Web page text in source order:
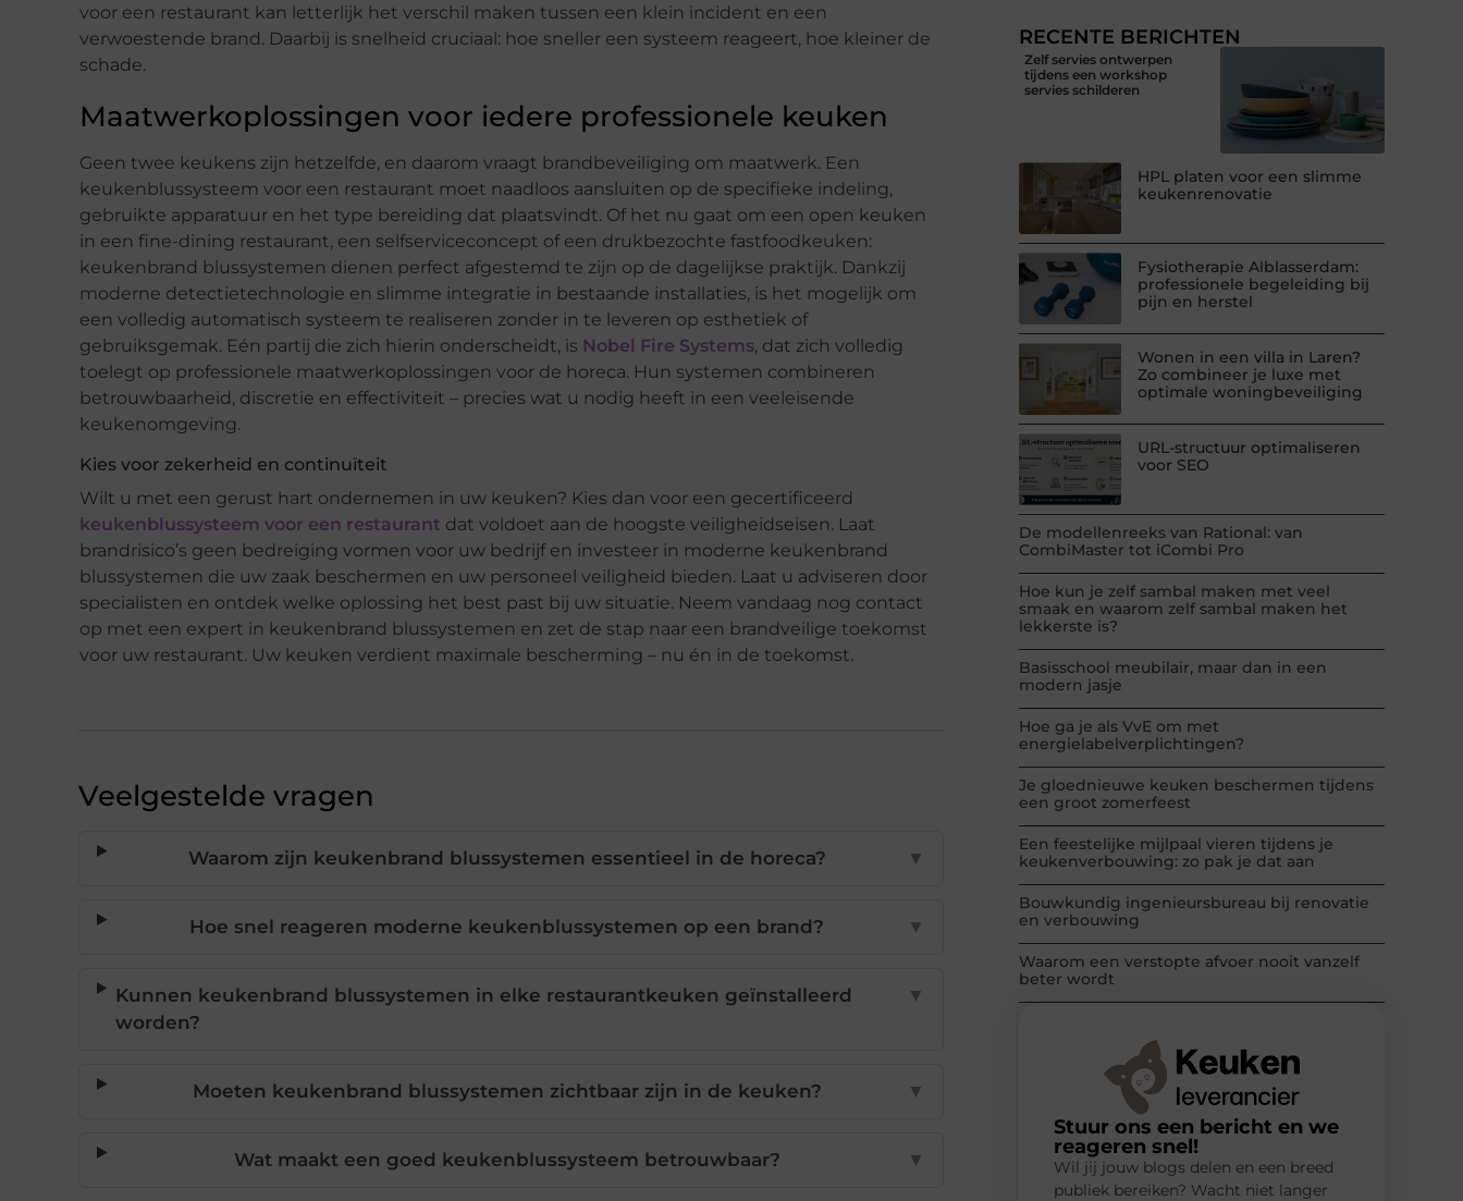
voor een restaurant kan letterlijk het verschil maken tussen een klein incident en een
verwoestende brand. Daarbij is snelheid cruciaal: hoe sneller een systeem reageert, hoe kleiner de
schade.
Maatwerkoplossingen voor iedere professionele keuken
Geen twee keukens zijn hetzelfde, en daarom vraagt brandbeveiliging om maatwerk. Een
keukenblussysteem voor een restaurant moet naadloos aansluiten op de specifieke indeling,
gebruikte apparatuur en het type bereiding dat plaatsvindt. Of het nu gaat om een open keuken
in een fine-dining restaurant, een selfserviceconcept of een drukbezochte fastfoodkeuken:
keukenbrand blussystemen dienen perfect afgestemd te zijn op de dagelijkse praktijk. Dankzij
moderne detectietechnologie en slimme integratie in bestaande installaties, is het mogelijk om
een volledig automatisch systeem te realiseren zonder in te leveren op esthetiek of
gebruiksgemak. Eén partij die zich hierin onderscheidt, is Nobel Fire Systems, dat zich volledig
toelegt op professionele maatwerkoplossingen voor de horeca. Hun systemen combineren
betrouwbaarheid, discretie en effectiviteit – precies wat u nodig heeft in een veeleisende
keukenomgeving.
Kies voor zekerheid en continuïteit
Wilt u met een gerust hart ondernemen in uw keuken? Kies dan voor een gecertificeerd
keukenblussysteem voor een restaurant dat voldoet aan de hoogste veiligheidseisen. Laat
brandrisico’s geen bedreiging vormen voor uw bedrijf en investeer in moderne keukenbrand
blussystemen die uw zaak beschermen en uw personeel veiligheid bieden. Laat u adviseren door
specialisten en ontdek welke oplossing het best past bij uw situatie. Neem vandaag nog contact
op met een expert in keukenbrand blussystemen en zet de stap naar een brandveilige toekomst
voor uw restaurant. Uw keuken verdient maximale bescherming – nu én in de toekomst.
Veelgestelde vragen
Waarom zijn keukenbrand blussystemen essentieel in de horeca? ▼
Hoe snel reageren moderne keukenblussystemen op een brand? ▼
Kunnen keukenbrand blussystemen in elke restaurantkeuken geïnstalleerd
worden?
▼
Moeten keukenbrand blussystemen zichtbaar zijn in de keuken? ▼
Wat maakt een goed keukenblussysteem betrouwbaar? ▼
RECENTE BERICHTEN
Zelf servies ontwerpen
tijdens een workshop
servies schilderen
HPL platen voor een slimme
keukenrenovatie
Fysiotherapie Alblasserdam:
professionele begeleiding bij
pijn en herstel
Wonen in een villa in Laren?
Zo combineer je luxe met
optimale woningbeveiliging
URL-structuur optimaliseren
voor SEO
De modellenreeks van Rational: van
CombiMaster tot iCombi Pro
Hoe kun je zelf sambal maken met veel
smaak en waarom zelf sambal maken het
lekkerste is?
Basisschool meubilair, maar dan in een
modern jasje
Hoe ga je als VvE om met
energielabelverplichtingen?
Je gloednieuwe keuken beschermen tijdens
een groot zomerfeest
Een feestelijke mijlpaal vieren tijdens je
keukenverbouwing: zo pak je dat aan
Bouwkundig ingenieursbureau bij renovatie
en verbouwing
Waarom een verstopte afvoer nooit vanzelf
beter wordt
Stuur ons een bericht en we
reageren snel!
Wil jij jouw blogs delen en een breed
publiek bereiken? Wacht niet langer